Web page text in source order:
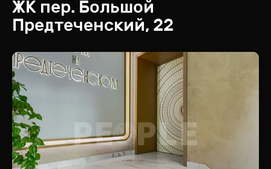
ЖК пер. Большой
Предтеченский, 22